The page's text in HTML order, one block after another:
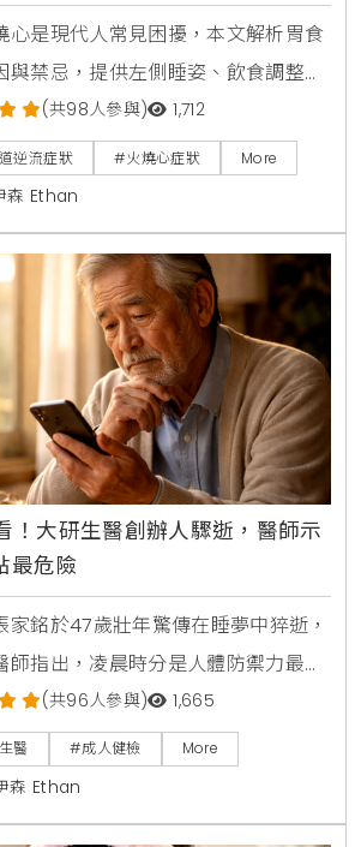
心是現代人常見困擾，本文解析胃食
禁忌，提供左側睡姿、飲食調整等
鏡檢查與巴瑞特食道預防方法，助
問題。
(共98人參與) 1,712
逆流症狀 #火燒心症狀 More
森 Ethan
！大研生醫創辦人驟逝，醫師示
最危險
家銘於47歲壯年驚傳在睡夢中猝逝，
指出，凌晨時分是人體防禦力最低
睡眠呼吸中止症為兩大隱形殺手。
的求救訊號，提供壯年族群預防心
的關鍵建議。
(共96人參與) 1,665
醫 #成人健檢 More
森 Ethan